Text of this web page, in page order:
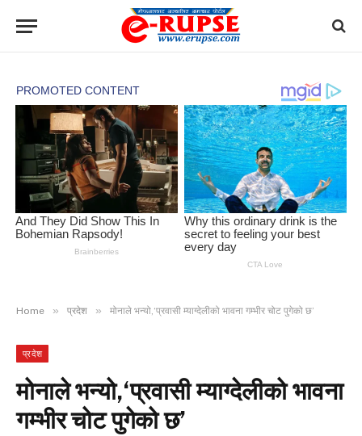
Home » प्रदेश » मोनाले भन्यो,‘प्रवासी म्याग्देलीको भावना गम्भीर चोट पुगेको छ’
प्रदेश
मोनाले भन्यो,‘प्रवासी म्याग्देलीको भावना
गम्भीर चोट पुगेको छ’